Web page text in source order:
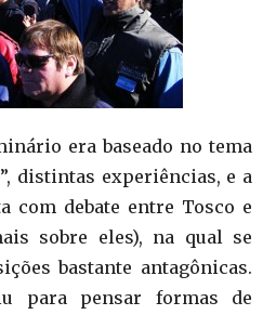
era baseado no tema
distintas experiências, e a
com debate entre Tosco e
sobre eles), na qual se
bastante antagônicas.
para pensar formas de